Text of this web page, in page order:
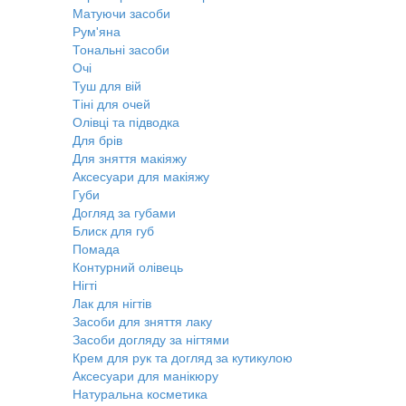
Матуючи засоби
Рум'яна
Тональні засоби
Очі
Туш для вій
Тіні для очей
Олівці та підводка
Для брів
Для зняття макіяжу
Аксесуари для макіяжу
Губи
Догляд за губами
Блиск для губ
Помада
Контурний олівець
Нігті
Лак для нігтів
Засоби для зняття лаку
Засоби догляду за нігтями
Крем для рук та догляд за кутикулою
Аксесуари для манікюру
Натуральна косметика